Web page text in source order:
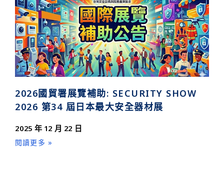
2026國貿署展覽補助: SECURITY SHOW
2026 第34 屆日本最大安全器材展
2025 年 12 月 22 日
閱讀更多 »